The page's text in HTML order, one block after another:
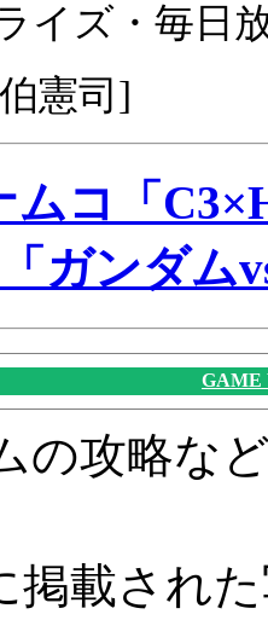
イズ・毎日
憲司]
コ「
ガンダム
GAME
の攻略な
掲載され